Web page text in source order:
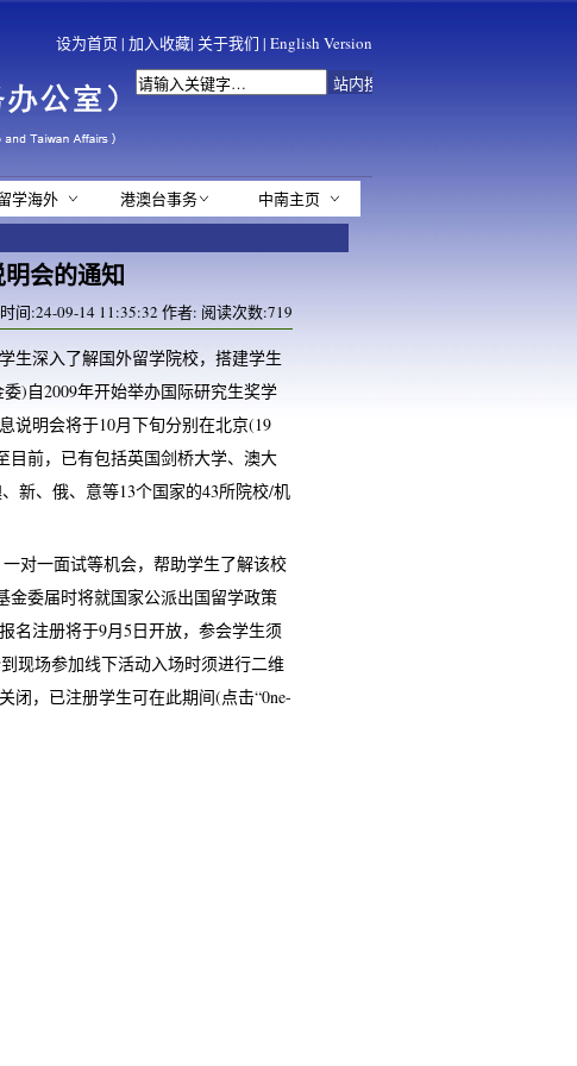
设为首页| 加入收藏| 关于我们 | English Version
学海外 港澳台事务
中南主页
会的通知
间:24-09-14 11:35:32 作者: 阅读次数:719
生深入了解国外留学院校，搭建学生
)自2009年开始举办国际研究生奖学
说明会将于10月下旬分别在北京(19
目前，已有包括英国剑桥大学、澳大
新、俄、意等13个国家的43所院校/机
对一面试等机会，帮助学生了解该校
金委届时将就国家公派出国留学政策
名注册将于9月5日开放，参会学生须
到现场参加线下活动入场时须进行二维
闭，已注册学生可在此期间(点击“0ne-